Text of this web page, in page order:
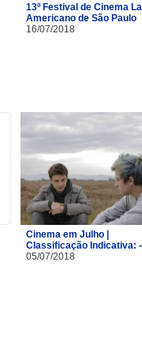
13º Festival de Cinema
Americano de São Paulo
16/07/2018
Cinema em Julho |
Classificação Indicativa:
05/07/2018